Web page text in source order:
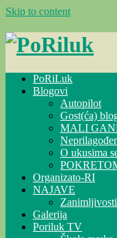
Skip to content
PoRiLuk
Blogovi
Autopilot
Gost(ća)
MALI
O ukusima
Organizato-RI
NAJAVE
Galerija
Poriluk TV